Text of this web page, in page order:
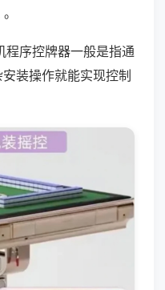
程序控牌器一般是指通
装操作就能实现控制